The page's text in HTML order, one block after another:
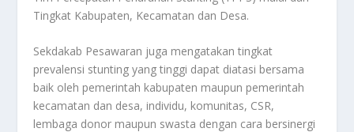
Tingkat Kabupaten, Kecamatan dan Desa.
Sekdakab Pesawaran juga mengatakan tingkat
prevalensi stunting yang tinggi dapat diatasi bersama
baik oleh pemerintah kabupaten maupun pemerintah
kecamatan dan desa, individu, komunitas, CSR,
lembaga donor maupun swasta dengan cara bersinergi